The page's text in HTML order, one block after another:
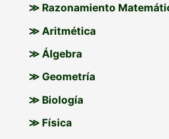
r
p
o
≫ Razonamiento
≫ Aritmética
≫ Álgebra
≫ Geometría
≫ Biología
≫ Física